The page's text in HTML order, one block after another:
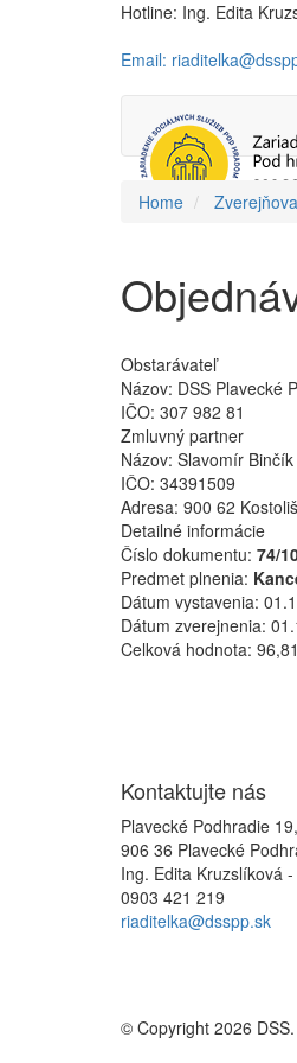
Hotline: Ing. Edita
Email:
Home
Obstarávateľ
Názov: DSS Plavecké
IČO: 307 982 81
Zmluvný partner
Názov: Slavomír
IČO: 34391509
Adresa: 900 62
Detailné informácie
Číslo dokumentu: 74/
Predmet plnenia:
Dátum vystavenia:
Dátum zverejnenia:
Celková hodnota:
Kontaktujte nás
Plavecké Podhradie 19,
906 36 Plavecké
Ing. Edita Kruzslíková
0903 421 219
riaditelka@dsspp.sk
© Copyright 2026